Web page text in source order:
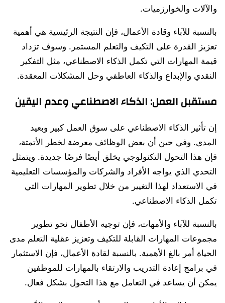
والآلات والخوارزميات.
بالنسبة للآباء وقادة الأعمال، فإن النتيجة الرئيسية هي أهمية
تعزيز القدرة على التكيف والتعلم المستمر. وسوف تزداد
قيمة المهارات التي تكمل الذكاء الاصطناعي، مثل التفكير
النقدي والإبداع والذكاء العاطفي وحل المشكلات المعقدة.
مستقبل العمل: الذكاء الاصطناعي وعدم اليقين
إن تأثير الذكاء الاصطناعي على سوق العمل كبير وبعيد
المدى. وفي حين أن بعض الوظائف معرضة لخطر الأتمتة،
فإن هذا التحول التكنولوجي يخلق أيضًا فرصًا جديدة. ويتمثل
التحدي الذي يواجه الأفراد والشركات والمؤسسات التعليمية
في الاستعداد لهذا التغيير من خلال تطوير المهارات التي
تكمل الذكاء الاصطناعي.
بالنسبة للآباء والأمهات، فإن توجيه الأطفال نحو تطوير
مجموعات المهارات القابلة للتكيف وتعزيز عقلية التعلم مدى
الحياة أمر بالغ الأهمية. بالنسبة لقادة الأعمال، فإن الاستثمار
في برامج إعادة التدريب والارتقاء بالمهارات للموظفين
يمكن أن يساعد في التعامل مع هذا التحول بشكل فعال.